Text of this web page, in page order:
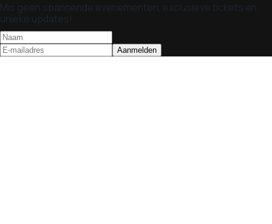
Mis geen spannende evenementen, exclusieve tickets en
unieke updates!